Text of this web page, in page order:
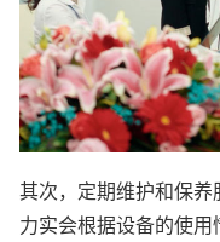
其次，定期维护和保
力实会根据设备的使